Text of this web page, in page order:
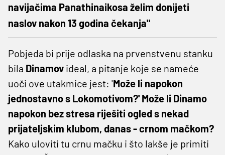
navijačima Panathinaikosa želim donijeti
naslov nakon 13 godina čekanja"
Pobjeda bi prije odlaska na prvenstvenu stanku
bila Dinamov ideal, a pitanje koje se nameće
uoči ove utakmice jest: 'Može li napokon
jednostavno s Lokomotivom?' Može li Dinamo
napokon bez stresa riješiti ogled s nekad
prijateljskim klubom, danas - crnom mačkom?
Kako uloviti tu crnu mačku i što lakše je primiti